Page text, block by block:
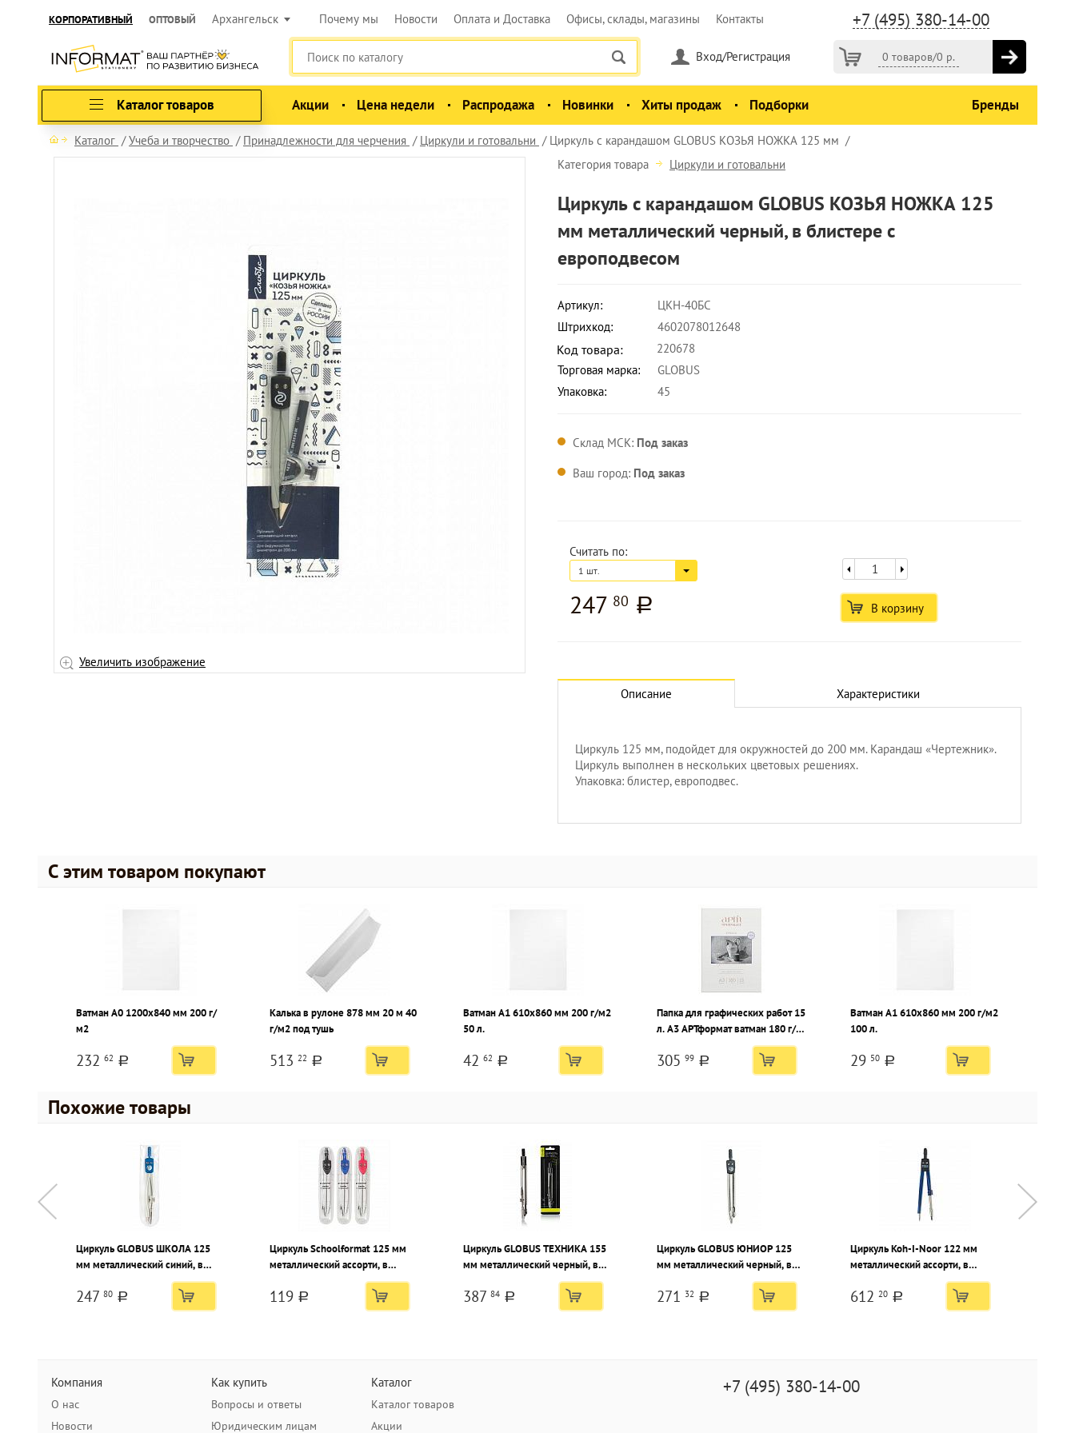
КОРПОРАТИВНЫЙ ОПТОВЫЙ Архангельск +7 (495) 380-14-00
Почему мы Новости Оплата и Доставка Офисы, склады, магазины Контакты
0 товаров/0 р.
Вход/Регистрация
Каталог товаров Акции Цена недели Распродажа Новинки Хиты продаж Подборки Бренды
Каталог Учеба и творчество Принадлежности для черчения Циркули и готовальни Циркуль с карандашом GLOBUS КОЗЬЯ НОЖКА 125 мм
Увеличить изображение
Категория товара Циркули и готовальни
Циркуль с карандашом GLOBUS КОЗЬЯ НОЖКА 125
мм металлический черный, в блистере с
европодвесом
Артикул:
ЦКН-40БС
Штрихкод:
4602078012648
Код товара:
220678
Торговая марка:
GLOBUS
Упаковка:
45
Склад МСК: Под заказ
Ваш город: Под заказ
Считать по:
1 шт.
247 80 a В корзину
Описание Характеристики
Циркуль 125 мм, подойдет для окружностей до 200 мм. Карандаш «Чертежник».
Циркуль выполнен в нескольких цветовых решениях.
Упаковка: блистер, европодвес.
С этим товаром покупают
Ватман А0 1200х840 мм 200 г/
м2
232 62 a
Калька в рулоне 878 мм 20 м 40
г/м2 под тушь
513 22 a
Ватман А1 610х860 мм 200 г/м2
50 л.
42 62 a
Папка для графических работ 15
л. А3 АРТформат ватман 180 г/
305 99 a
Ватман А1 610х860 мм 200 г/м2
100 л.
29 50 a
Похожие товары
Циркуль GLOBUS ШКОЛА 125
мм металлический синий, в
247 80 a
Циркуль Schoolformat 125 мм
металлический ассорти, в
119 a
Циркуль GLOBUS ТЕХНИКА 155
мм металлический черный, в
блистере с европодвесом
387 84 a
Циркуль GLOBUS ЮНИОР 125
мм металлический черный, в
271 32 a
Циркуль Koh-I-Noor 122 мм
металлический ассорти, в
блистере с европодвесом
612 20 a
Компания
О нас
Новости
Как купить
Вопросы и ответы
Юридическим лицам
Каталог
Каталог товаров
Акции
+7 (495) 380-14-00